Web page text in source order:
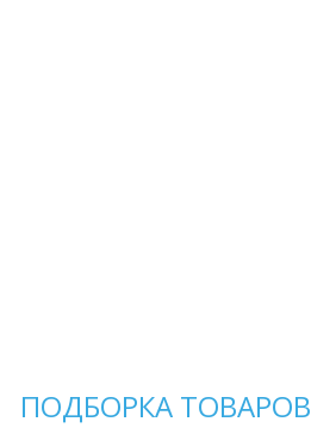
ПОДБОРКА ТОВАРОВ